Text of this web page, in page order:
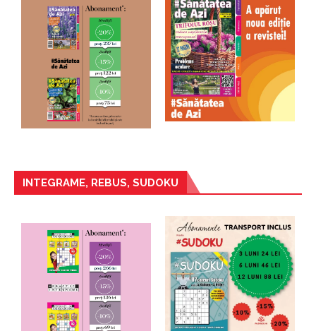
INTEGRAME, REBUS, SUDOKU